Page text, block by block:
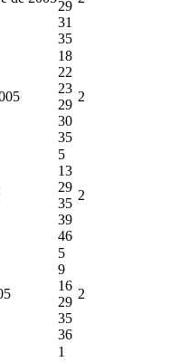
29
31
35
18
22
23
29
30
35
2
5
13
29
35
39
46
2
5
9
16
29
35
36
2
1